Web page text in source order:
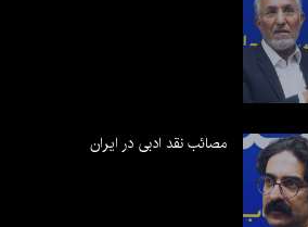
مصائب نقد ادبی در ایران